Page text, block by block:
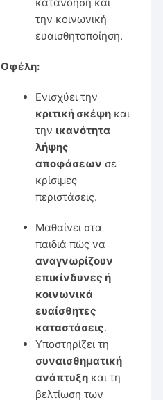
την κοινωνική
ευαισθητοποίηση.
Οφέλη:
Ενισχύει την
κριτική σκέψηκαι
την ικανότητα
λήψης
αποφάσεων σε
κρίσιμες
περιστάσεις.
Μαθαίνει στα
παιδιά πώς να
αναγνωρίζουν
επικίνδυνες ή
κοινωνικά
ευαίσθητες
καταστάσεις.
Υποστηρίζει τη
συναισθηματική
ανάπτυξηκαι τη
βελτίωση των